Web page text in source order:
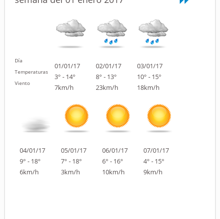
Día
Temperaturas
Viento
01/01/17
3° - 14°
7km/h
02/01/17
8° - 13°
23km/h
03/01/17
10° - 15°
18km/h
04/01/17
9° - 18°
6km/h
05/01/17
7° - 18°
3km/h
06/01/17
6° - 16°
10km/h
07/01/17
4° - 15°
9km/h